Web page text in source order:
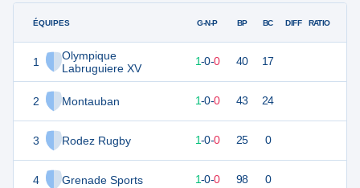
ÉQUIPES
1
Olympique
Labruguiere XV
2 Montauban
3 Rodez Rugby
4 Grenade Sports
G-N-P BP BC DIFF RATIO
1-0-0 40 17
1-0-0 43 24
1-0-0 25 0
1-0-0 98 0